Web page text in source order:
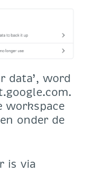
data’, word
workspace
onder de
is via